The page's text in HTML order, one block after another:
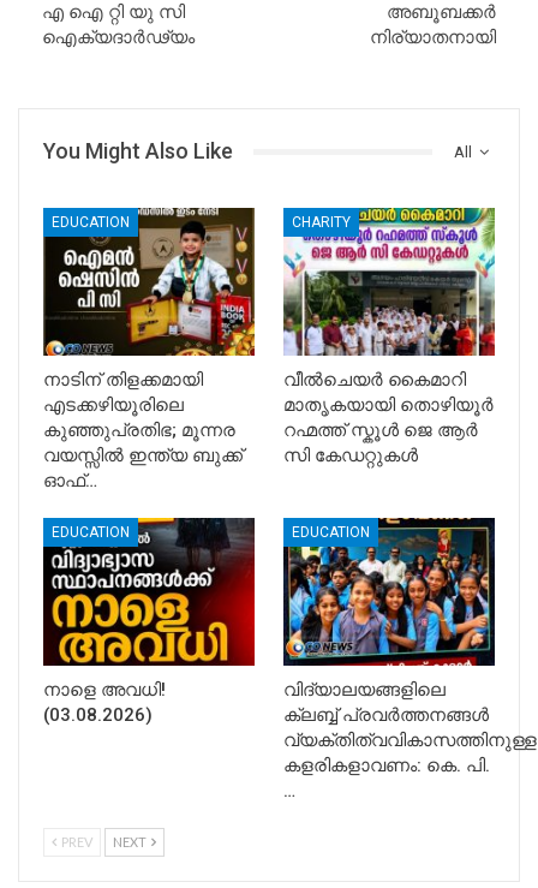
എ ഐ റ്റി യു സി
ഐക്യദാർഢ്യം
അബൂബക്കർ
നിര്യാതനായി
All
You Might Also Like
EDUCATION
നാടിന് തിളക്കമായി
എടക്കഴിയൂരിലെ
കുഞ്ഞുപ്രതിഭ; മൂന്നര
വയസ്സിൽ ഇന്ത്യ ബുക്ക്
ഓഫ്…
CHARITY
വീൽചെയർ കൈമാറി
മാതൃകയായി തൊഴിയൂർ
റഹ്മത്ത് സ്കൂൾ ജെ ആർ
സി കേഡറ്റുകൾ
EDUCATION
നാളെ അവധി!
(03.08.2026)
EDUCATION
വിദ്യാലയങ്ങളിലെ
ക്ലബ്ബ് പ്രവർത്തനങ്ങൾ
വ്യക്തിത്വവികാസത്തിനുള്ള
കളരികളാവണം: കെ. പി.
…
PREV NEXT